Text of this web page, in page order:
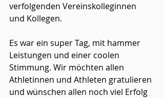
verfolgenden Vereinskolleginnen
und Kollegen.
Es war ein super Tag, mit hammer
Leistungen und einer coolen
Stimmung. Wir möchten allen
Athletinnen und Athleten gratulieren
und wünschen allen noch viel Erfolg